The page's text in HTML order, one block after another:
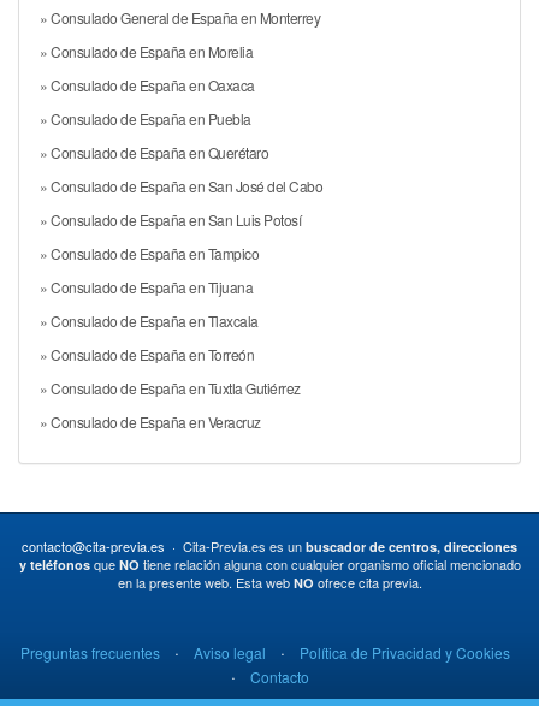
» Consulado General de España en Monterrey
» Consulado de España en Morelia
» Consulado de España en Oaxaca
» Consulado de España en Puebla
» Consulado de España en Querétaro
» Consulado de España en San José del Cabo
» Consulado de España en San Luis Potosí
» Consulado de España en Tampico
» Consulado de España en Tijuana
» Consulado de España en Tlaxcala
» Consulado de España en Torreón
» Consulado de España en Tuxtla Gutiérrez
» Consulado de España en Veracruz
contacto@cita-previa.es · Cita-Previa.es es un buscador de centros, direcciones
y teléfonosque NO tiene relación alguna con cualquier organismo oficial mencionado
en la presente web. Esta web NO ofrece cita previa.
Preguntas frecuentes· Aviso legal · Política de Privacidad y Cookies
· Contacto